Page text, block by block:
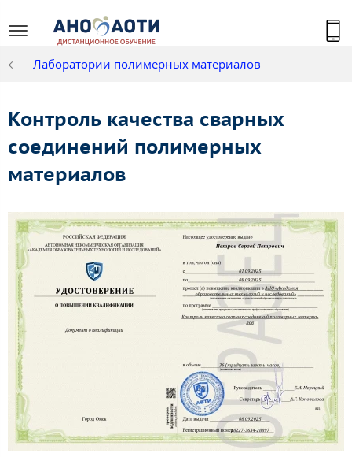
Лаборатории полимерных материалов
Контроль качества сварных
соединений полимерных
материалов